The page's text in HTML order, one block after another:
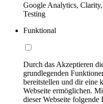
Google Analytics,
Testing
Funktional
Durch das Akzeptieren
grundlegenden
bereitstellen und dir eine
Webseite ermöglichen.
dieser Webseite folgende